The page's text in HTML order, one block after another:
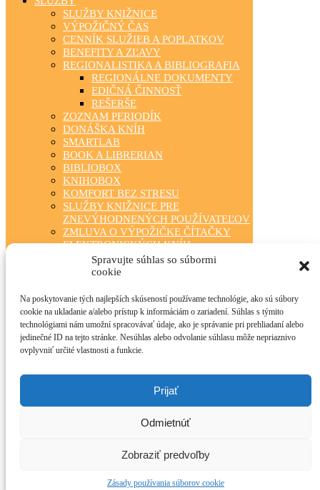
Spravujte súhlas so súbormi
cookie
Na poskytovanie tých najlepších skúseností používame technológie, ako sú súbory
cookie na ukladanie a/alebo prístup k informáciám o zariadení. Súhlas s týmito
technológiami nám umožní spracovávať údaje, ako je správanie pri prehliadaní alebo
jedinečné ID na tejto stránke. Nesúhlas alebo odvolanie súhlasu môže nepriaznivo
ovplyvniť určité vlastnosti a funkcie.
Prijať
Odmietnúť
Zobraziť predvoľby
Zásady používania súborov cookie
SLUŽBY KNIŽNICE
VÝPOŽIČNÝ ČAS
CENNÍK SLUŽIEB A POPLATKOV
BENEFITY A ZĽAVY
REGIONALISTIKA A BIBLIOGRAFIA
REGIONÁLNE DOKUMENTY
EDIČNÁ ČINNOSŤ
REŠERŠE
ZOZNAM PERIODÍK
DONÁŠKA KNÍH
SMARTLAB
BOOK A LIBRERIAN
BIBLIOBOX
KNIHOBOX
KOMFORT BEZ STRESU
SLUŽBY KNIŽNICE PRE
ZNEVÝHODNENÝCH POUŽÍVATEĽOV
ZMLUVA O VÝPOŽIČKE ČÍTAČKY
ELEKTRONICKÝCH KNÍH
ZÁBAVA PRE KAŽDÉHO
TRIEDA ČÍTA S NAMI
STÁLA PONUKA
FOTOGALÉRIA
OBECNÉ KNIŽNICE
MANIFEST O VEREJNÝCH
KNIŽNICIACH
INFOLIB
OBECNÉ KNIŽNICE – KONTAKTY
PRÍRODA NEPOZNÁ HRANICE
FOTOGALÉRIA PROJEKTU – A
PROJEKT FOTÓGALÉRIÁJA